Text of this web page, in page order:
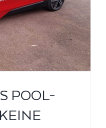
POOL-